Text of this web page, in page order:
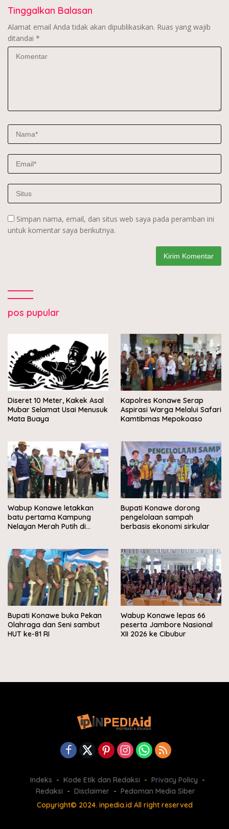
Tinggalkan Balasan
Alamat email Anda tidak akan dipublikasikan. Ruas yang wajib
ditandai *
Simpan nama, email, dan situs web saya pada peramban ini
untuk komentar saya berikutnya.
pos pupular
Diseret 10 Meter, Kakek Asal
Mubar Selamat Usai Menusuk
Mata Buaya
Kapolres Konawe Serap
Aspirasi Warga Melalui Safari
Kamtibmas Mepokoaso
Wabup Konawe letakkan
batu pertama Kampung
Nelayan Merah Putih di
Bupati Konawe dorong
pengelolaan sampah
berbasis ekonomi sirkular
Bupati Konawe buka Pekan
Olahraga dan Seni sambut
HUT ke-81 RI
Wabup Konawe lepas 66
peserta Jambore Nasional
XII 2026 ke Cibubur
Indeks Kode Etik dan Redaksi
Privacy Policy
Redaksi
Disclaimer
Pedoman Media Siber
Copyright© 2024. inpedia.id All right reserved